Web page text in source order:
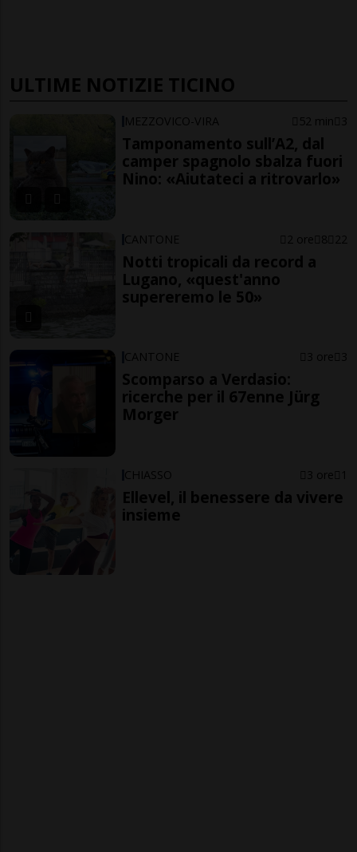
ULTIME NOTIZIE TICINO
MEZZOVICO-VIRA 52 min 3
Tamponamento sull’A2, dal
camper spagnolo sbalza fuori
Nino: «Aiutateci a ritrovarlo»
CANTONE 2 ore 8 22
Notti tropicali da record a
Lugano, «quest'anno
supereremo le 50»
CANTONE 3 ore 3
Scomparso a Verdasio:
ricerche per il 67enne Jürg
Morger
CHIASSO 3 ore 1
Ellevel, il benessere da vivere
insieme